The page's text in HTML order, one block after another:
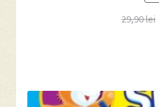
29,90lei